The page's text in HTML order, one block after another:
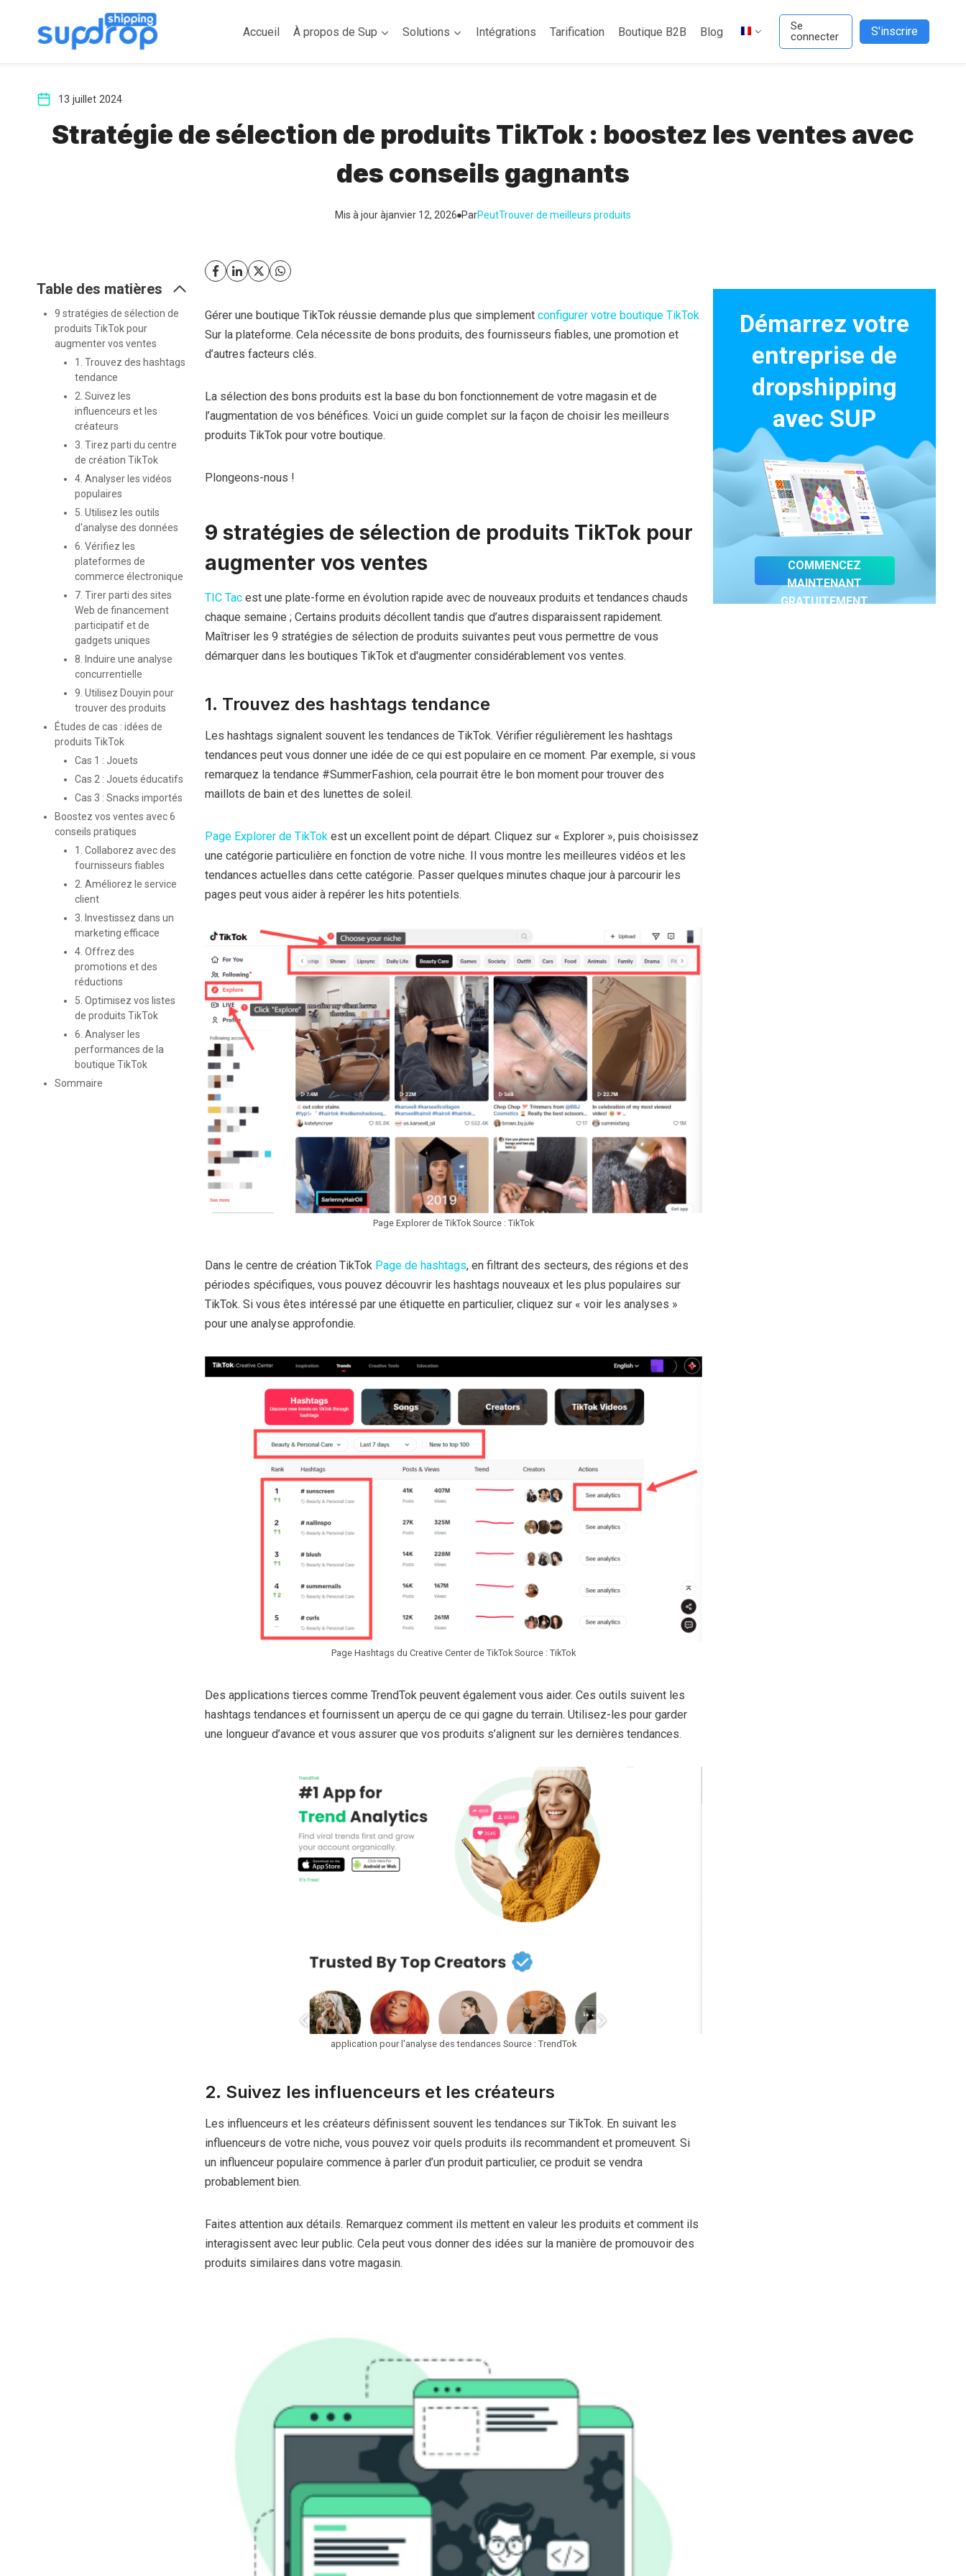
Accueil À propos de Sup Solutions Intégrations Tarification Boutique B2B Blog
Se
connecter
S'inscrire
13 juillet 2024
Stratégie de sélection de produits TikTok : boostez les ventes avec
des conseils gagnants
Mis à jour àjanvier 12, 2026 ParPeutTrouver de meilleurs produits
Table des matières
9 stratégies de sélection de
produits TikTok pour
augmenter vos ventes
1. Trouvez des hashtags
tendance
2. Suivez les
influenceurs et les
créateurs
3. Tirez parti du centre
de création TikTok
4. Analyser les vidéos
populaires
5. Utilisez les outils
d'analyse des données
6. Vérifiez les
plateformes de
commerce électronique
7. Tirer parti des sites
Web de financement
participatif et de
gadgets uniques
8. Induire une analyse
concurrentielle
9. Utilisez Douyin pour
trouver des produits
Études de cas : idées de
produits TikTok
Cas 1 : Jouets
Cas 2 : Jouets éducatifs
Cas 3 : Snacks importés
Boostez vos ventes avec 6
conseils pratiques
1. Collaborez avec des
fournisseurs fiables
2. Améliorez le service
client
3. Investissez dans un
marketing efficace
4. Offrez des
promotions et des
réductions
5. Optimisez vos listes
de produits TikTok
6. Analyser les
performances de la
boutique TikTok
Sommaire
Gérer une boutique TikTok réussie demande plus que simplement configurer votre boutique TikTok
Sur la plateforme. Cela nécessite de bons produits, des fournisseurs fiables, une promotion et
d’autres facteurs clés.
La sélection des bons produits est la base du bon fonctionnement de votre magasin et de
l’augmentation de vos bénéfices. Voici un guide complet sur la façon de choisir les meilleurs
produits TikTok pour votre boutique.
Plongeons-nous !
9 stratégies de sélection de produits TikTok pour
augmenter vos ventes
TIC Tacest une plate-forme en évolution rapide avec de nouveaux produits et tendances chauds
chaque semaine ; Certains produits décollent tandis que d’autres disparaissent rapidement.
Maîtriser les 9 stratégies de sélection de produits suivantes peut vous permettre de vous
démarquer dans les boutiques TikTok et d'augmenter considérablement vos ventes.
1. Trouvez des hashtags tendance
Les hashtags signalent souvent les tendances de TikTok. Vérifier régulièrement les hashtags
tendances peut vous donner une idée de ce qui est populaire en ce moment. Par exemple, si vous
remarquez la tendance #SummerFashion, cela pourrait être le bon moment pour trouver des
maillots de bain et des lunettes de soleil.
Page Explorer de TikTokest un excellent point de départ. Cliquez sur « Explorer », puis choisissez
une catégorie particulière en fonction de votre niche. Il vous montre les meilleures vidéos et les
tendances actuelles dans cette catégorie. Passer quelques minutes chaque jour à parcourir les
pages peut vous aider à repérer les hits potentiels.
Page Explorer de TikTok Source : TikTok
Dans le centre de création TikTok Page de hashtags, en filtrant des secteurs, des régions et des
périodes spécifiques, vous pouvez découvrir les hashtags nouveaux et les plus populaires sur
TikTok. Si vous êtes intéressé par une étiquette en particulier, cliquez sur « voir les analyses »
pour une analyse approfondie.
Page Hashtags du Creative Center de TikTok Source : TikTok
Des applications tierces comme TrendTok peuvent également vous aider. Ces outils suivent les
hashtags tendances et fournissent un aperçu de ce qui gagne du terrain. Utilisez-les pour garder
une longueur d’avance et vous assurer que vos produits s’alignent sur les dernières tendances.
application pour l'analyse des tendances Source : TrendTok
2. Suivez les influenceurs et les créateurs
Les influenceurs et les créateurs définissent souvent les tendances sur TikTok. En suivant les
influenceurs de votre niche, vous pouvez voir quels produits ils recommandent et promeuvent. Si
un influenceur populaire commence à parler d’un produit particulier, ce produit se vendra
probablement bien.
Faites attention aux détails. Remarquez comment ils mettent en valeur les produits et comment ils
interagissent avec leur public. Cela peut vous donner des idées sur la manière de promouvoir des
produits similaires dans votre magasin.
Démarrez votre
entreprise de
dropshipping
avec SUP
COMMENCEZ
MAINTENANT
GRATUITEMENT